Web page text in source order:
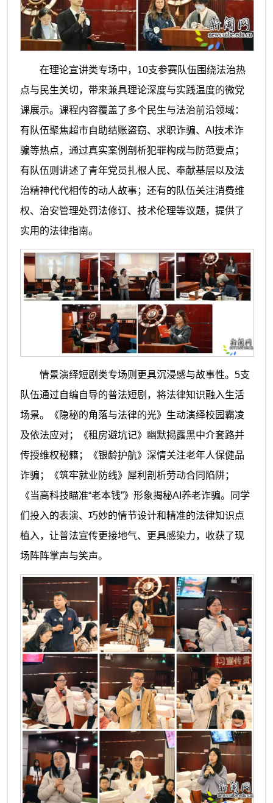
在理论宣讲类专场中，10支参赛队伍围绕法治热
点与民生关切，带来兼具理论深度与实践温度的微党
课展示。课程内容覆盖了多个民生与法治前沿领域：
有队伍聚焦超市自助结账盗窃、求职诈骗、AI技术诈
骗等热点，通过真实案例剖析犯罪构成与防范要点；
有队伍则讲述了青年党员扎根人民、奉献基层以及法
治精神代代相传的动人故事；还有的队伍关注消费维
权、治安管理处罚法修订、技术伦理等议题，提供了
实用的法律指南。
情景演绎短剧类专场则更具沉浸感与故事性。5支
队伍通过自编自导的普法短剧，将法律知识融入生活
场景。《隐秘的角落与法律的光》生动演绎校园霸凌
及依法应对；《租房避坑记》幽默揭露黑中介套路并
传授维权秘籍；《银龄护航》深情关注老年人保健品
诈骗；《筑牢就业防线》犀利剖析劳动合同陷阱；
《当高科技瞄准“老本钱”》形象揭秘AI养老诈骗。同学
们投入的表演、巧妙的情节设计和精准的法律知识点
植入，让普法宣传更接地气、更具感染力，收获了现
场阵阵掌声与笑声。